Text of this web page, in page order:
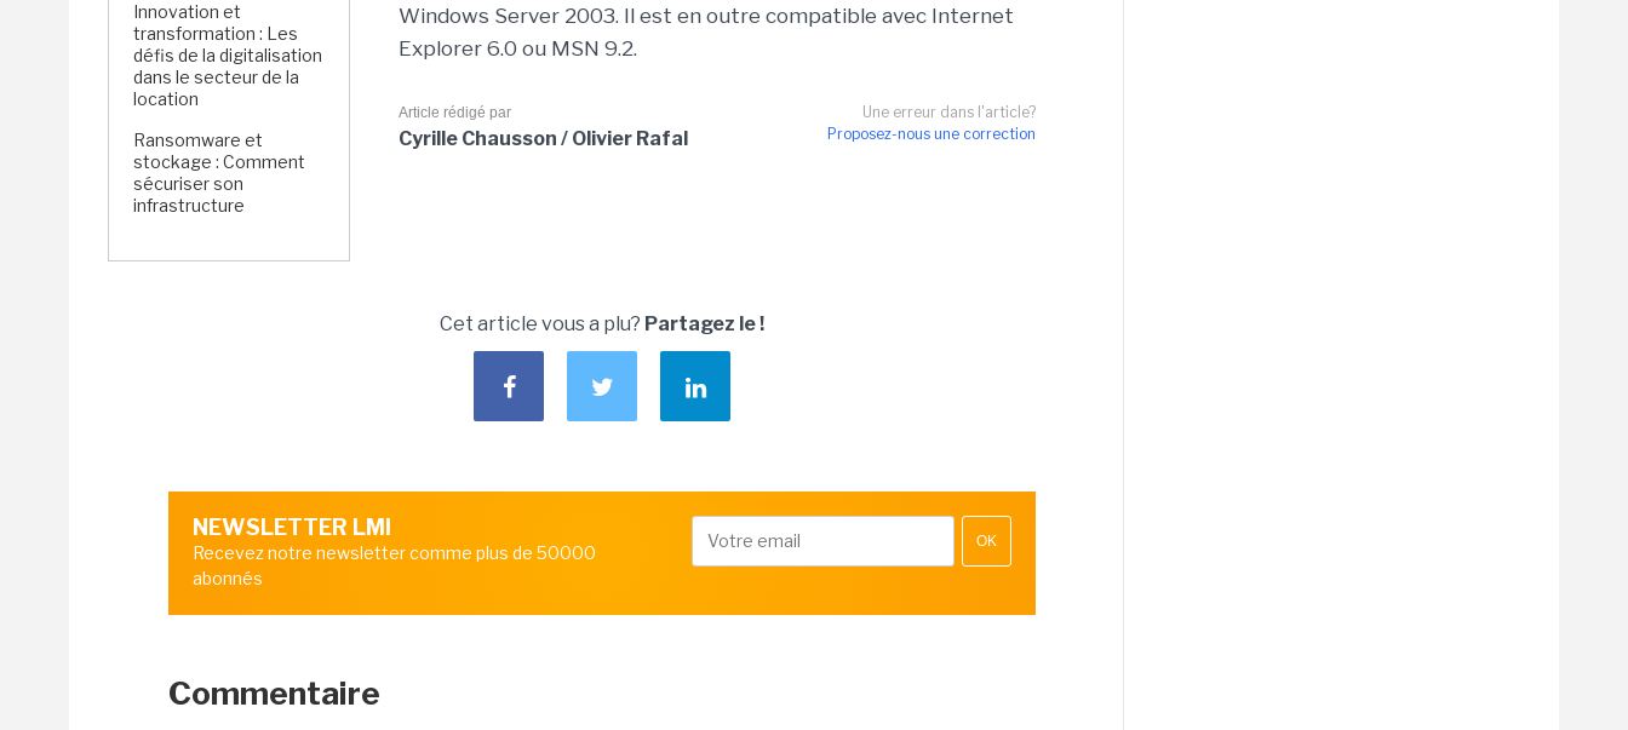
Innovation et
transformation : Les
défis de la digitalisation
dans le secteur de la
location
Ransomware et
stockage : Comment
sécuriser son
infrastructure
Windows Server 2003. Il est en outre compatible avec Internet
Explorer 6.0 ou MSN 9.2.
Une erreur dans l'article?
Proposez-nous une correction
Article rédigé par
Cyrille Chausson / Olivier Rafal
Cet article vous a plu? Partagez le !
NEWSLETTER LMI
Recevez notre newsletter comme plus de 50000
abonnés
OK
Commentaire